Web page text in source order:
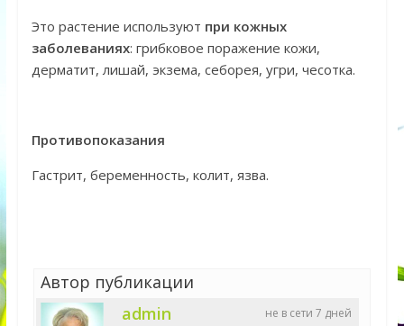
Это растение используют при кожных
заболеваниях: грибковое поражение кожи,
дерматит, лишай, экзема, себорея, угри, чесотка.
Противопоказания
Гастрит, беременность, колит, язва.
Автор публикации
не в сети 7 дней
admin